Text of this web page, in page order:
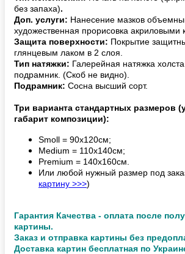
без запаха).
Доп. услуги: Нанесение мазков
художественная прорисовка акриловыми
Защита поверхности: Покрытие
глянцевым лаком в 2 слоя.
Тип натяжки: Галерейная натяжка
подрамник. (Скоб не видно).
Подрамник: Сосна высший сорт.
Три варианта стандартных размеров
габарит композиции):
Smoll = 90х120см;
Medium = 110х140см;
Premium = 140х160см.
Или любой нужный размер под
картину >>>)
Гарантия Качества - оплата после
картины.
Заказ и отправка картины без
Доставка картин бесплатная по